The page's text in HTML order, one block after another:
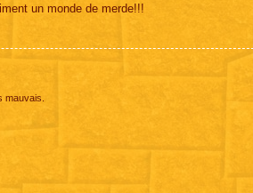
un monde de merde!!!
mauvais.